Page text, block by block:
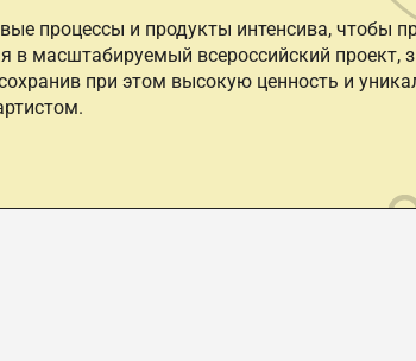
процессы и продукты интенсива, чтобы
в масштабируемый всероссийский проект,
при этом высокую ценность и